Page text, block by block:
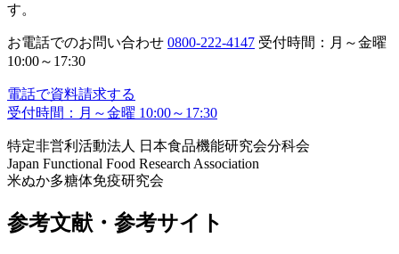
す。
お電話でのお問い合わせ 0800-222-4147 受付時間：月～金曜
10:00～17:30
電話で資料請求する
受付時間：月～金曜 10:00～17:30
特定非営利活動法人 日本食品機能研究会分科会
Japan Functional Food Research Association
米ぬか多糖体免疫研究会
参考文献・参考サイト